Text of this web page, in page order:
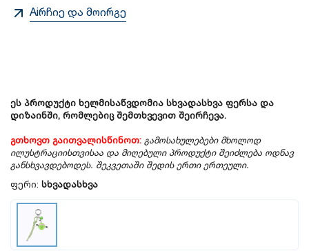
Aiრჩიე და მოირგე
ეს პროდუქტი ხელმისაწვდომია სხვადასხვა ფერსა და
დიზაინში, რომლებიც შემთხვევით შეირჩევა.
გთხოვთ გაითვალისწინოთ: გამოსახულებები მხოლოდ
ილუსტრაციისთვისაა და მიღებული პროდუქტი შეიძლება ოდნავ
განსხვავდებოდეს. შეკვეთაში შედის ერთი ერთეული.
ფერი: სხვადასხვა